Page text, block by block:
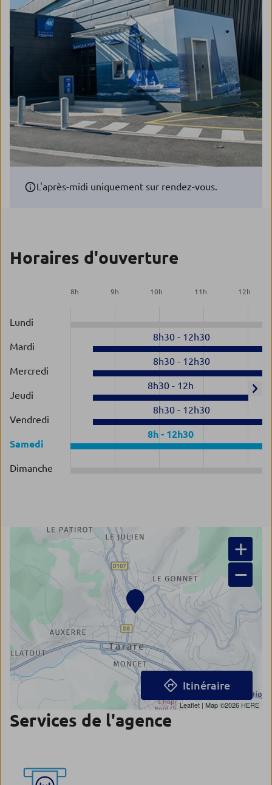
L'après-midi uniquement sur rendez-vous.
Horaires d'ouverture
8h 9h 10h 11 h 12h
Lundi
Mardi
8h30- 12h30
Mercredi
8h30- 12h30
Jeudi
8h30- 12h
Vendredi
8h30- 12h30
Samedi
8h- 12h30
Dimanche
+
−
Leaflet | Map ©2026 HERE
Itinéraire
Services de l'agence